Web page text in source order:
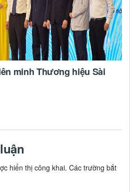
minh Thương hiệu Sài
hiển thị công khai. Các trường bắt